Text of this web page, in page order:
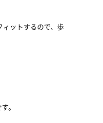
ットするので、歩
。